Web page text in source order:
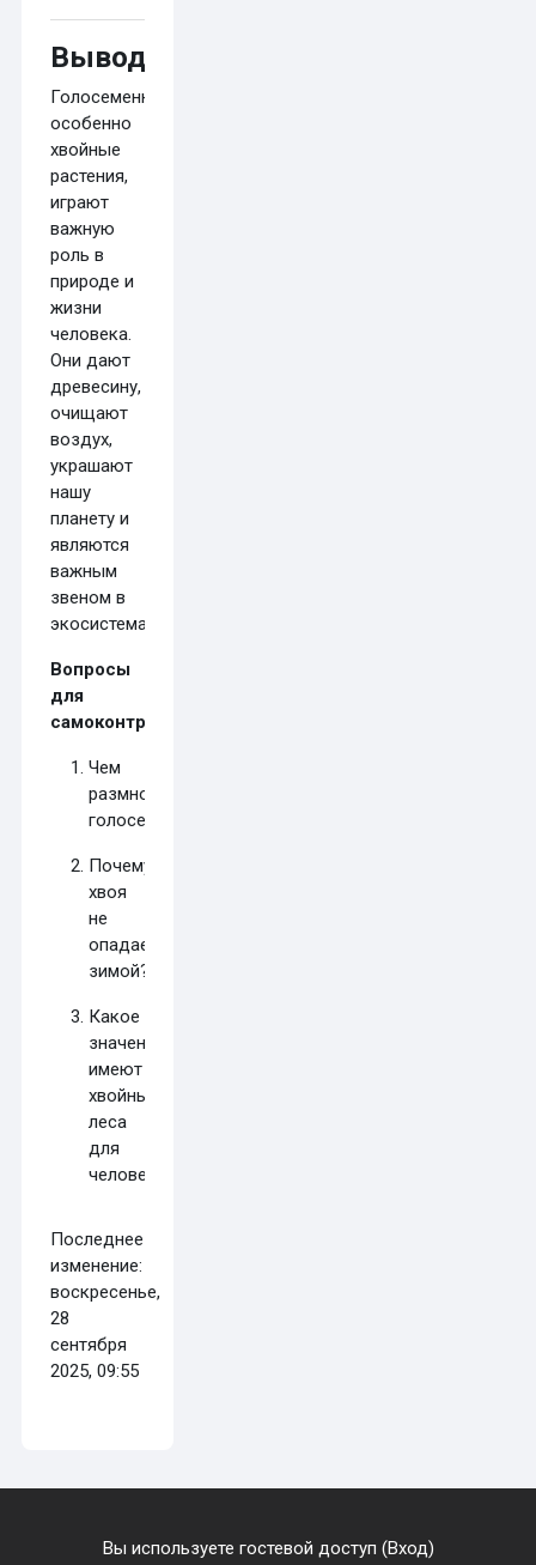
Вывод
Голосеменные,
особенно
хвойные
растения,
играют
важную
роль в
природе и
жизни
человека.
Они дают
древесину,
очищают
воздух,
украшают
нашу
планету и
являются
важным
звеном в
экосистемах.
Вопросы
для
самоконтроля:
Чем
размножаются
голосеменные?
Почему
хвоя
не
опадает
зимой?
Какое
значение
имеют
хвойные
леса
для
человека?
Последнее
изменение:
воскресенье,
28
сентября
2025, 09:55
Вы используете гостевой доступ (Вход)